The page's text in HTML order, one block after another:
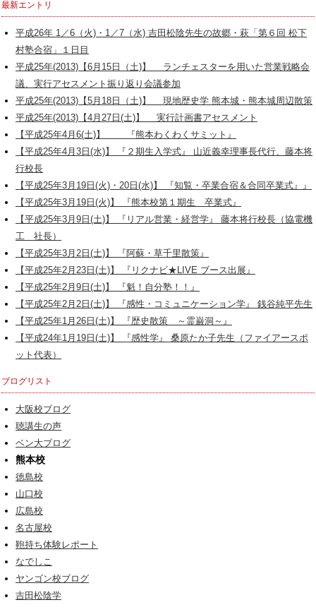
最新エントリ
平成26年 1／6（火)・1／7（水) 吉田松陰先生の故郷・萩「第６回 松下
村塾合宿」１日目
平成25年(2013)【6月15日（土)】 ランチェスターを用いた営業戦略会
議、実行アセスメント振り返り会議参加
平成25年(2013)【5月18日（土)】 現地歴史学 熊本城・熊本城周辺散策
平成25年(2013)【4月27日(土)】 実行計画書アセスメント
【平成25年4月6(土)】 『熊本わくわくサミット』
【平成25年4月3日(水)】 『２期生入学式』 山近義幸理事長代行、藤本将
行校長
【平成25年3月19日(火)・20日(水)】 『知覧・卒業合宿＆合同卒業式』』
【平成25年3月19日(火)】 『熊本校第１期生 卒業式』
【平成25年3月9日(土)】 『リアル営業・経営学』 藤本将行校長（協電機
工 社長）
【平成25年3月2日(土)】 『阿蘇・草千里散策』
【平成25年2月23日(土)】 『リクナビ★LIVE ブース出展』
【平成25年2月9日(土)】 『魁！自分塾！！』
【平成25年2月2日(土)】 『感性・コミュニケーション学』 銭谷純平先生
【平成25年1月26日(土)】 『歴史散策 ～霊巌洞～』
【平成24年1月19日(土)】 『感性学』 桑原たか子先生（ファイアースポ
ット代表）
ブログリスト
大阪校ブログ
聴講生の声
ベン大ブログ
熊本校
徳島校
山口校
広島校
名古屋校
鞄持ち体験レポート
なでしこ
ヤンゴン校ブログ
吉田松陰学